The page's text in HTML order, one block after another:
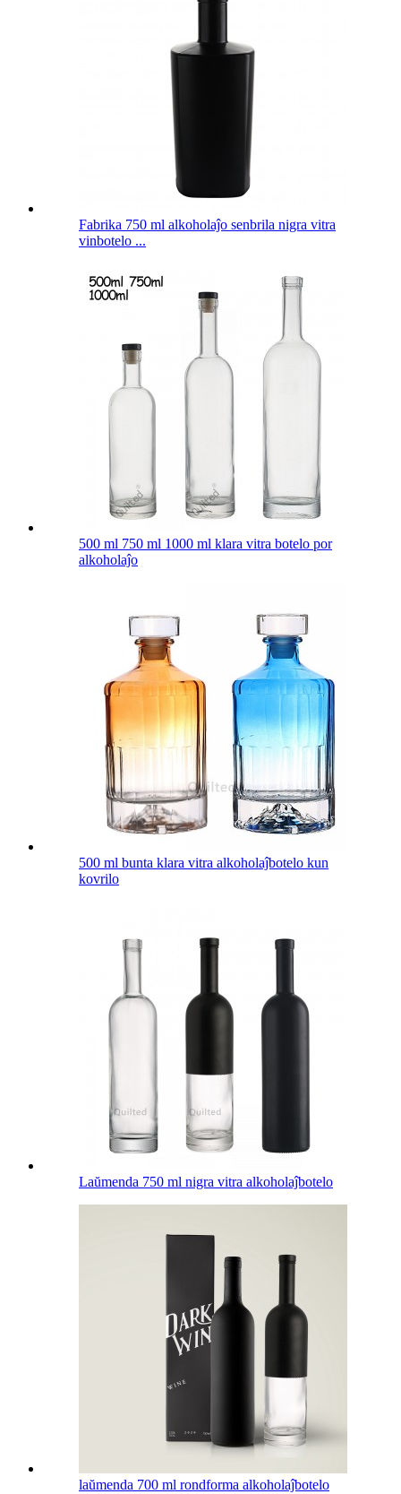
Fabrika 750 ml alkoholaĵo senbrila nigra vitra
vinbotelo ...
500 ml 750 ml 1000 ml klara vitra botelo por
alkoholaĵo
500 ml bunta klara vitra alkoholaĵbotelo kun
kovrilo
Laŭmenda 750 ml nigra vitra alkoholaĵbotelo
laŭmenda 700 ml rondforma alkoholaĵbotelo